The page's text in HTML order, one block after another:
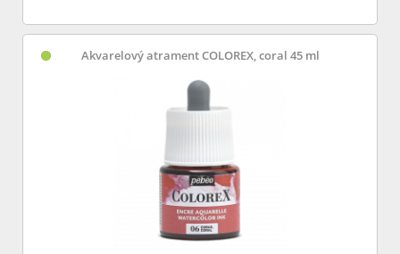
Akvarelový atrament COLOREX, coral 45 ml